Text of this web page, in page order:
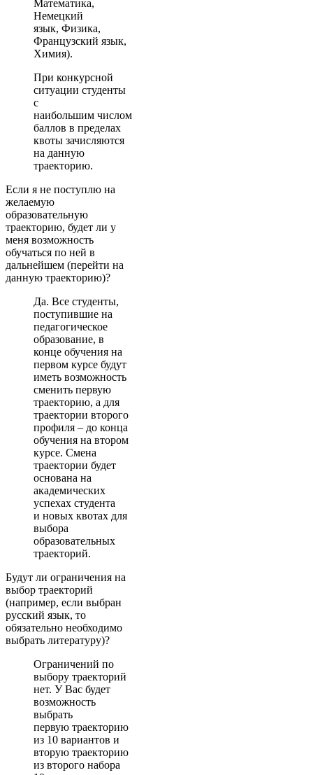
Математика,
Немецкий
язык, Физика,
Французский язык,
Химия).
При конкурсной
ситуации студенты
с
наибольшим числом
баллов в пределах
квоты зачисляются
на данную
траекторию.
Если я не поступлю на
желаемую
образовательную
траекторию, будет ли у
меня возможность
обучаться по ней в
дальнейшем (перейти на
данную траекторию)?
Да. Все студенты,
поступившие на
педагогическое
образование, в
конце обучения на
первом курсе будут
иметь возможность
сменить первую
траекторию, а для
траектории второго
профиля – до конца
обучения на втором
курсе. Смена
траектории будет
основана на
академических
успехах студента
и новых квотах для
выбора
образовательных
траекторий.
Будут ли ограничения на
выбор траекторий
(например, если выбран
русский язык, то
обязательно необходимо
выбрать литературу)?
Ограничений по
выбору траекторий
нет. У Вас будет
возможность
выбрать
первую траекторию
из 10 вариантов и
вторую траекторию
из второго набора